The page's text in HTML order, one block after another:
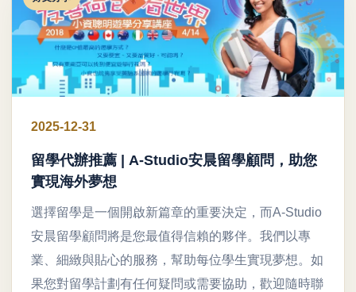
2025-12-31
留學代辦推薦 | A-Studio安晨留學顧問，助您
實現海外夢想
選擇留學是一個開啟新篇章的重要決定，而A-Studio
安晨留學顧問將是您最值得信賴的夥伴。我們以專
業、細緻與貼心的服務，幫助每位學生實現夢想。如
果您對留學計劃有任何疑問或需要協助，歡迎隨時聯